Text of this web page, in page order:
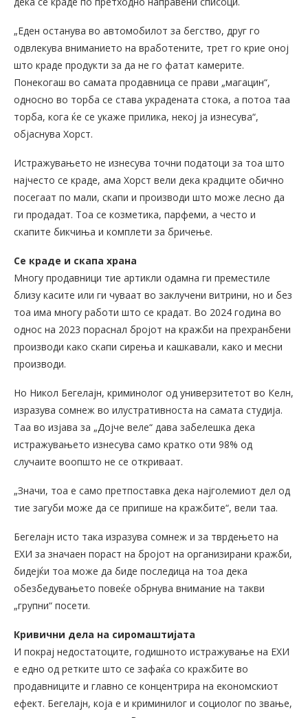
„Еден останува во автомобилот за бегство, друг го
одвлекува вниманието на вработените, трет го крие оној
што краде продукти за да не го фатат камерите.
Понекогаш во самата продавница се прави „магацин“,
односно во торба се става украдената стока, а потоа таа
торба, кога ќе се укаже прилика, некој ја изнесува“,
објаснува Хорст.
Истражувањето не изнесува точни податоци за тоа што
најчесто се краде, ама Хорст вели дека крадците обично
посегаат по мали, скапи и производи што може лесно да
ги продадат. Тоа се козметика, парфеми, а често и
скапите бикчиња и комплети за бричење.
Се краде и скапа храна
Многу продавници тие артикли одамна ги преместиле
близу касите или ги чуваат во заклучени витрини, но и без
тоа има многу работи што се крадат. Во 2024 година во
однос на 2023 пораснал бројот на кражби на прехранбени
производи како скапи сирења и кашкавали, како и месни
производи.
Но Никол Бегелајн, криминолог од универзитетот во Келн,
изразува сомнеж во илустративноста на самата студија.
Таа во изјава за „Дојче веле“ дава забелешка дека
истражувањето изнесува само кратко оти 98% од
случаите воопшто не се откриваат.
„Значи, тоа е само претпоставка дека најголемиот дел од
тие загуби може да се припише на кражбите“, вели таа.
Бегелајн исто така изразува сомнеж и за тврдењето на
ЕХИ за значаен пораст на бројот на организирани кражби,
бидејќи тоа може да биде последица на тоа дека
обезбедувањето повеќе обрнува внимание на такви
„групни“ посети.
Кривични дела на сиромаштијата
И покрај недостатоците, годишното истражување на ЕХИ
е едно од ретките што се зафаќа со кражбите во
продавниците и главно се концентрира на економскиот
ефект. Бегелајн, која е и криминилог и социолог по звање,